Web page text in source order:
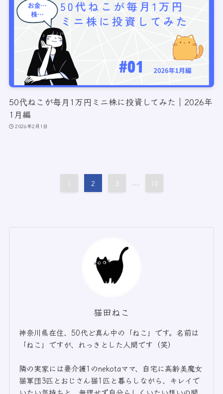
50代ねこが毎月1万円ミニ株に投資してみた｜2026年
1月編
2026年2月1日
1 2 3 ... 10
猫田ねこ
神奈川県在住、50代ど真ん中の「ねこ」です。名前は
「ねこ」ですが、れっきとした人間です（笑）
隣の実家には要介護1のnekotaママ、自宅に高齢美魔女
猫軍団3匹とおじさん猫1匹と暮らしながら、キレイで